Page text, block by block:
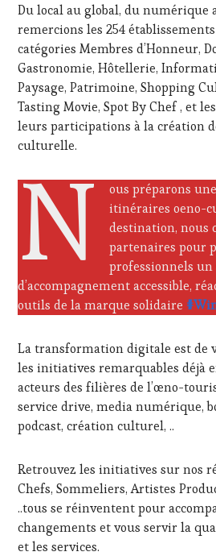
RESTAURATEUR,
CHEF,
CUISINIER,
ŒNOLOGUE,
SOMMELIER,
SALONS
INTERNATIONAUX,
VIGNOBLES,
WINE
WINE
TOURISM
FAME
WINE
TOURISM
WINE
TOURISM
TOUR
WINETASTINGVOUCHER.COM
Du local au global, du numérique
remercions les 254
catégories Membres d’Honneur,
Gastronomie, Hôtellerie,
Paysage, Patrimoine, Shopping
Tasting Movie, Spot By Chef , et
leurs participations à la création
culturelle.
N
ous préparons
itinéraires oeno-
destination, nous
partenaires pour
professionnels un
d’accompagnement accessible,
outils de la marque solidaire
La transformation digitale est de
les initiatives remarquables déjà
acteurs des filières de l’œno-
service drive, media numérique,
podcast, création culturel, ..
Retrouvez les initiatives sur nos
Chefs, Sommeliers, Artistes
..tous se réinventent pour
changements et vous servir la
et les services.